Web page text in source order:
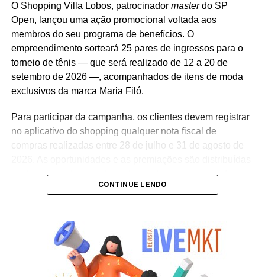
fosse muito mais do que um incentivo de compra. Ela
precisava reforçar os atributos da marca, gerar conversa e
manter o Café Evolutto presente na rotina das pessoas. A
combinação entre mecânica simples, premiações
atrativas, comunicação integrada e a chegada do Edu
Guedes nos permite manter a marca presente na rotina
do consumidor durante todo o período da campanha”,
Cooxupé.
O Shopping Villa Lobos, patrocinador masterdo SP
Open, lançou uma ação promocional voltada aos
membros do seu programa de benefícios. O
empreendimento sorteará 25 pares de ingressos para o
torneio de tênis — que será realizado de 12 a 20 de
setembro de 2026 —, acompanhados de itens de moda
exclusivos da marca Maria Filó.
Para participar da campanha, os clientes devem registrar
no aplicativo do shopping qualquer nota fiscal de
compras realizadas entre 28 de julho e 31 de agosto de
conforme a categoria do participante no programa de
de setembro de 2026. Após a divulgação do resultado
oficial, os vencedores terão até o dia 16 de setembro para
realizar a retirada presencial dos ingressos e brindes no
espaço Villa Atende, localizado no piso G1 do shopping.
CONTINUE LENDO